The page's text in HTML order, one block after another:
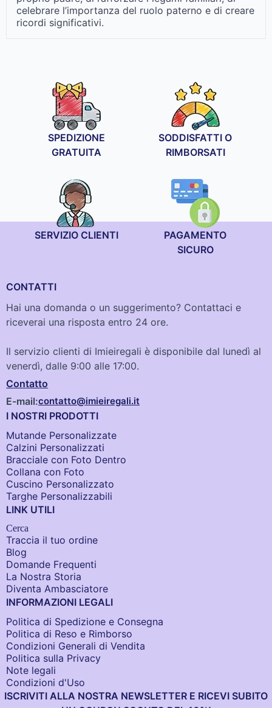
celebrare l’importanza del ruolo paterno e di creare
ricordi significativi.
SPEDIZIONE
GRATUITA
SODDISFATTI O
RIMBORSATI
SERVIZIO CLIENTI
PAGAMENTO
SICURO
CONTATTI
Hai una domanda o un suggerimento? Contattaci e
riceverai una risposta entro 24 ore.
Il servizio clienti di Imieiregali è disponibile dal lunedì al
venerdì, dalle 9:00 alle 17:00.
Contatto
E-mail:contatto@imieiregali.it
I NOSTRI PRODOTTI
Mutande Personalizzate
Calzini Personalizzati
Bracciale con Foto Dentro​
Collana con Foto
Cuscino Personalizzato
Targhe Personalizzabili
LINK UTILI
Cerca
Traccia il tuo ordine
Blog
Domande Frequenti
La Nostra Storia
Diventa Ambasciatore
INFORMAZIONI LEGALI
Politica di Spedizione e Consegna
Politica di Reso e Rimborso
Condizioni Generali di Vendita
Politica sulla Privacy
Note legali
Condizioni d'Uso
ISCRIVITI ALLA NOSTRA NEWSLETTER E RICEVI SUBITO